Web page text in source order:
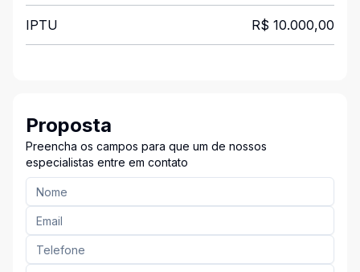
IPTU R$ 10.000,00
Proposta
Preencha os campos para que um de nossos
especialistas entre em contato